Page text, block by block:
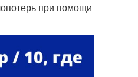
при помощи